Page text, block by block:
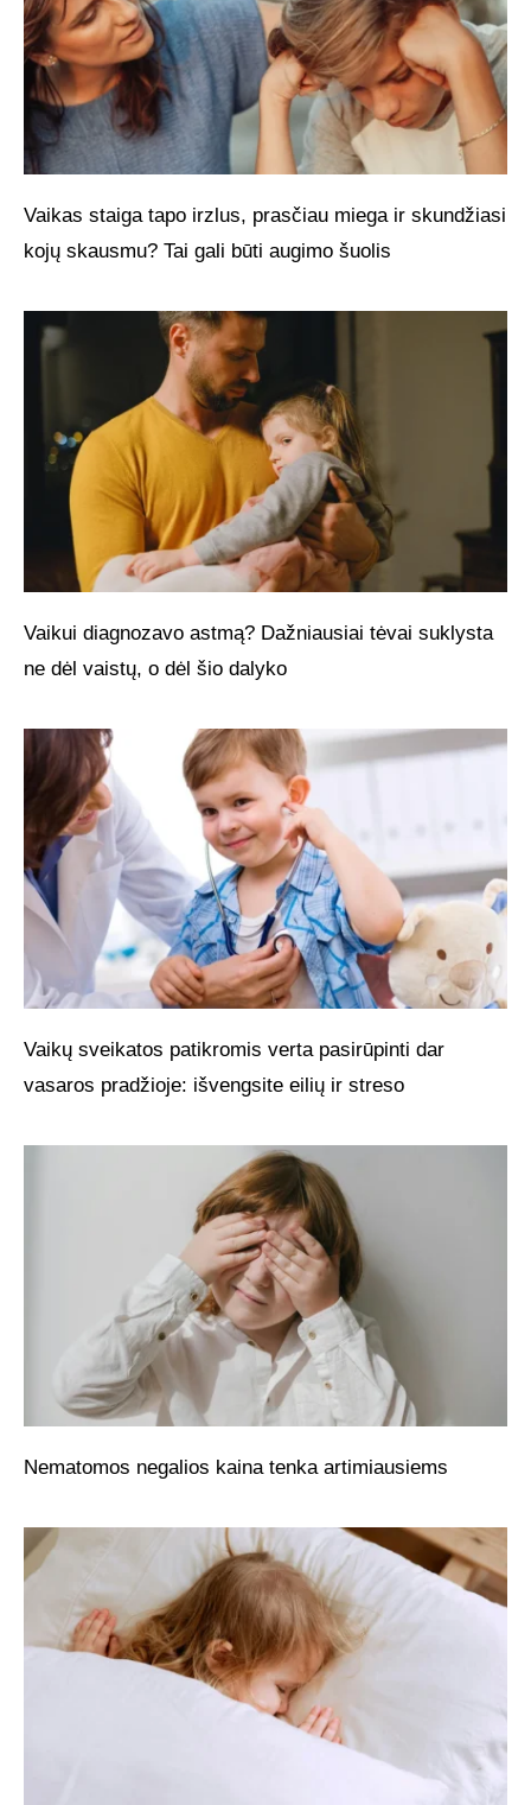
Vaikas staiga tapo irzlus, prasčiau miega ir skundžiasi
kojų skausmu? Tai gali būti augimo šuolis
Vaikui diagnozavo astmą? Dažniausiai tėvai suklysta
ne dėl vaistų, o dėl šio dalyko
Vaikų sveikatos patikromis verta pasirūpinti dar
vasaros pradžioje: išvengsite eilių ir streso
Nematomos negalios kaina tenka artimiausiems